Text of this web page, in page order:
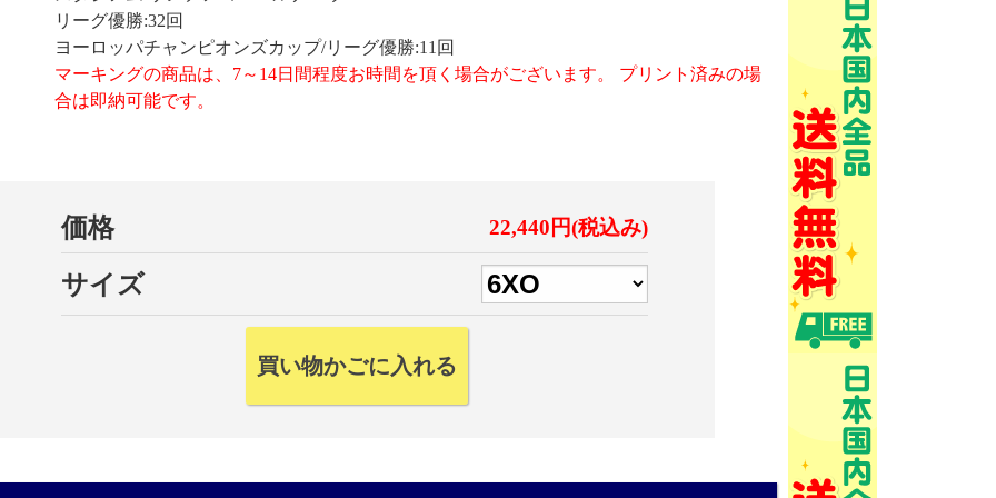
リーグ優勝:32回
ヨーロッパチャンピオンズカップ/リーグ優勝:11回
マーキングの商品は、7～14日間程度お時間を頂く場合がございます。 プリント済みの場
合は即納可能です。
価格 22,440円(税込み)
サイズ